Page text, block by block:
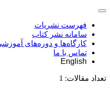
فهرست نشریات
سامانه نشر کتاب
کارگاه‌ها و دوره‌های
تماس با ما
English
تعداد مقالات: 1